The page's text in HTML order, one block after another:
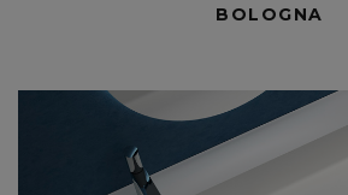
BOLOGNA